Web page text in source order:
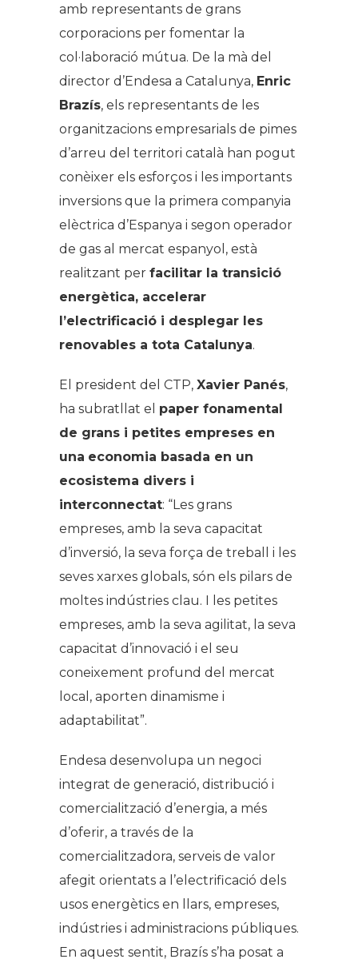
amb representants de grans
corporacions per fomentar la
col·laboració mútua. De la mà del
director d’Endesa a Catalunya, Enric
Brazís, els representants de les
organitzacions empresarials de pimes
d’arreu del territori català han pogut
conèixer els esforços i les importants
inversions que la primera companyia
elèctrica d’Espanya i segon operador
de gas al mercat espanyol, està
realitzant per facilitar la transició
energètica, accelerar
l’electrificació i desplegar les
renovables a tota Catalunya.
El president del CTP, Xavier Panés,
ha subratllat el paper fonamental
de grans i petites empreses en
una economia basada en un
ecosistema divers i
interconnectat: “Les grans
empreses, amb la seva capacitat
d’inversió, la seva força de treball i les
seves xarxes globals, són els pilars de
moltes indústries clau. I les petites
empreses, amb la seva agilitat, la seva
capacitat d’innovació i el seu
coneixement profund del mercat
local, aporten dinamisme i
adaptabilitat”.
Endesa desenvolupa un negoci
integrat de generació, distribució i
comercialització d’energia, a més
d’oferir, a través de la
comercialitzadora, serveis de valor
afegit orientats a l’electrificació dels
usos energètics en llars, empreses,
indústries i administracions públiques.
En aquest sentit, Brazís s’ha posat a